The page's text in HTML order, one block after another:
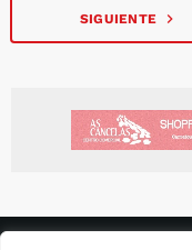
SIGUIENTE navigate_next